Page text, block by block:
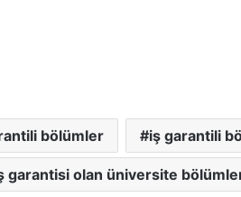
bölümler iş garantili
garantisi olan üniversite